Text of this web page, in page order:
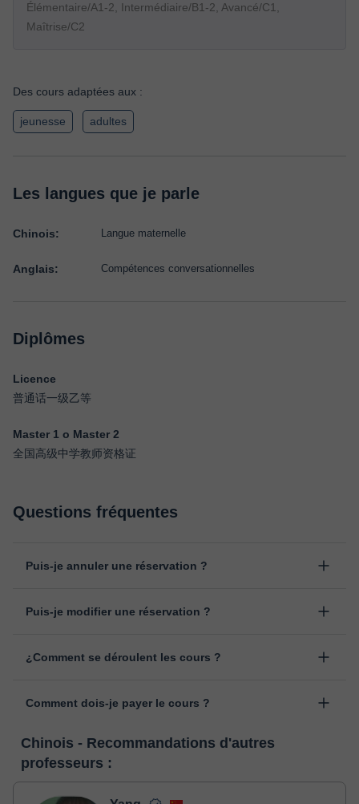
Élémentaire/A1-2, Intermédiaire/B1-2, Avancé/C1,
Maîtrise/C2
Des cours adaptées aux :
jeunesse adultes
Les langues que je parle
Chinois: Langue maternelle
Anglais: Compétences conversationnelles
Diplômes
Licence
普通话一级乙等
Master 1 o Master 2
全国高级中学教师资格证
Questions fréquentes
Puis-je annuler une réservation ?
le début du cours, en indiquant la raison pour laquelle vous
Puis-je modifier une réservation ?
changer l'heure ou le jour de votre cours depuis la rubrique
¿Comment se déroulent les cours ?
classgap, développée à des fins pédagogiques avec de
service de messagerie instantanée, le tableau blanc virtuel ou le
traitement de texte en ligne collaboratif. Voir la classe virtuelle
Comment dois-je payer le cours ?
paiement grâce à notre service de paiement virtuel. Vous avez
deux options:
- carte de débit / crédit
- Paypal
Chinois - Recommandations d'autres
professeurs :